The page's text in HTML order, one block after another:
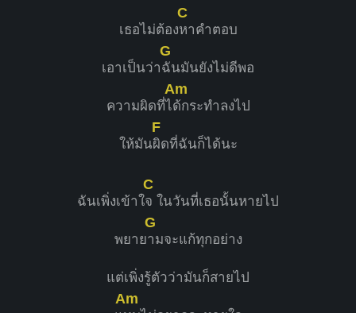
เธอไม่ต้อง
C
หาคำตอบ
เอาเป็นว่า
G
ฉันมันยังไม่ดีพอ
ความผิดที่ไ
Am
ด้กระทำลงไป
ให้มัน
F
ผิดที่ฉันก็ได้นะ
ฉันเพิ่งเข้าใ
C
จ ในวันที่เธอนั้นหายไป
พยาย
G
ามจะแก้ทุกอย่าง
แต่เพิ่งรู้ตัวว่ามันก็สายไป
Am